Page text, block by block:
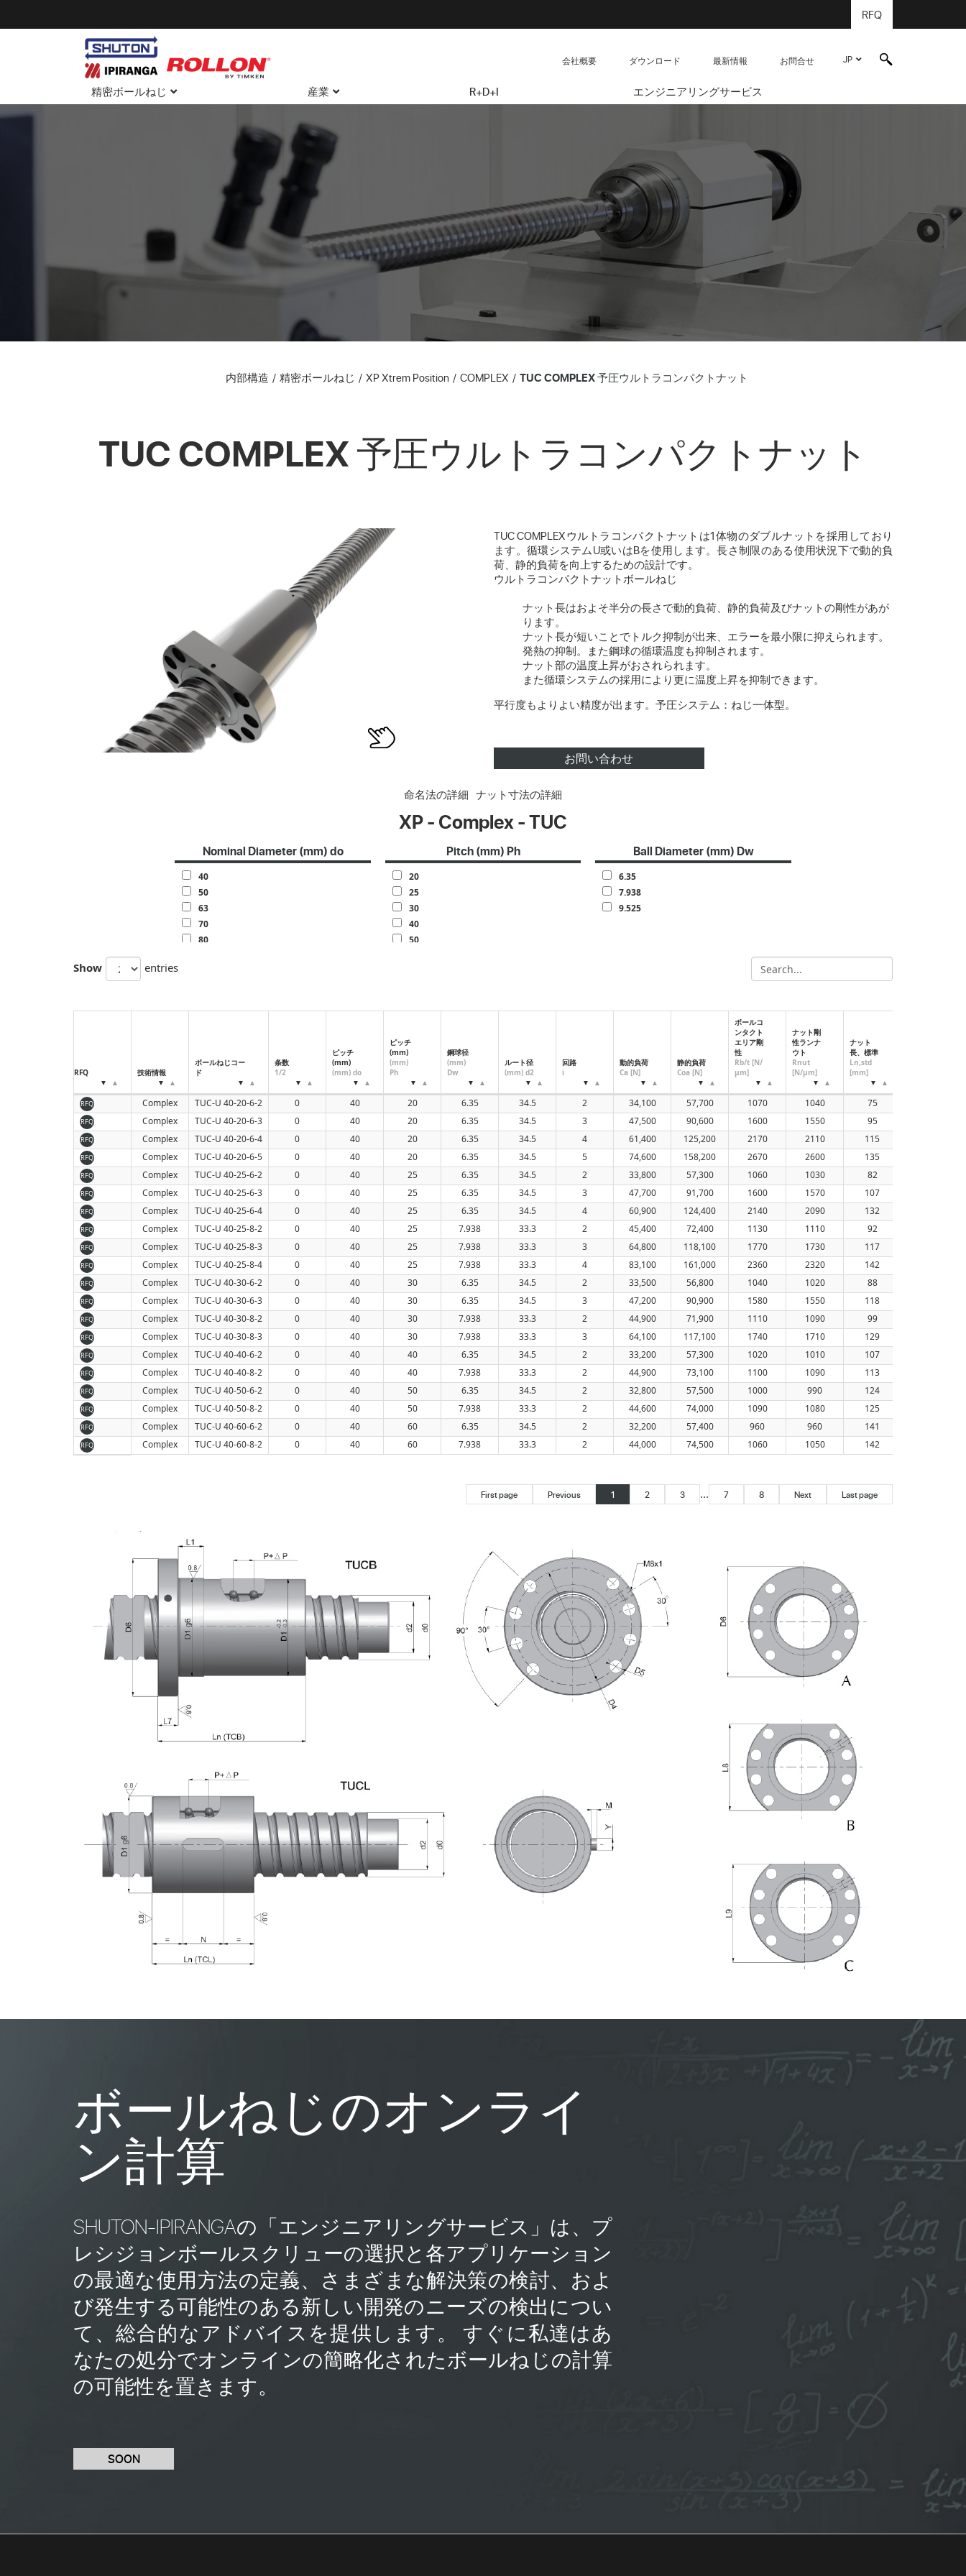
RFQ
JP
会社概要 ダウンロード 最新情報 お問合せ
精密ボールねじ 産業 R+D+I エンジニアリングサービス
内部構造 精密ボールねじ XP Xtrem Position COMPLEX TUC COMPLEX 予圧ウルトラコンパクトナット
TUC COMPLEX 予圧ウルトラコンパクトナット
TUC COMPLEXウルトラコンパクトナットは1体物のダブルナットを採用しており
ます。循環システムU或いはBを使用します。長さ制限のある使用状況下で動的負
荷、静的負荷を向上するための設計です。
ウルトラコンパクトナットボールねじ
ナット長はおよそ半分の長さで動的負荷、静的負荷及びナットの剛性があが
ります。
ナット長が短いことでトルク抑制が出来、エラーを最小限に抑えられます。
発熱の抑制。また鋼球の循環温度も抑制されます。
ナット部の温度上昇がおされられます。
また循環システムの採用により更に温度上昇を抑制できます。
平行度もよりよい精度が出ます。予圧システム：ねじ一体型。
お問い合わせ
命名法の詳細 ナット寸法の詳細
XP - Complex - TUC
Nominal Diameter (mm) do
40
50
63
70
80
Pitch (mm) Ph
20
25
30
40
50
Ball Diameter (mm) Dw
6.35
7.938
9.525
Show entries
RFQ 技術情報
ボールねじコー
ド
条数
1/2
ピッチ
(mm)
(mm) do
ピッチ
(mm)
(mm)
Ph
鋼球径
(mm)
Dw
ルート径
(mm) d2
回路
i
動的負荷
Ca [N]
静的負荷
Coa [N]
ボールコ
ンタクト
エリア剛
性
Rb/t [N/
μm]
ナット剛
性ランナ
ウト
Rnut
[N/μm]
ナット
長、標準
Ln,std
[mm]
RFQ Complex TUC-U 40-20-6-2 0 40 20 6.35 34.5 2 34,100 57,700 1070 1040 75
RFQ Complex TUC-U 40-20-6-3 0 40 20 6.35 34.5 3 47,500 90,600 1600 1550 95
RFQ Complex TUC-U 40-20-6-4 0 40 20 6.35 34.5 4 61,400 125,200 2170 2110 115
RFQ Complex TUC-U 40-20-6-5 0 40 20 6.35 34.5 5 74,600 158,200 2670 2600 135
RFQ Complex TUC-U 40-25-6-2 0 40 25 6.35 34.5 2 33,800 57,300 1060 1030 82
RFQ Complex TUC-U 40-25-6-3 0 40 25 6.35 34.5 3 47,700 91,700 1600 1570 107
RFQ Complex TUC-U 40-25-6-4 0 40 25 6.35 34.5 4 60,900 124,400 2140 2090 132
RFQ Complex TUC-U 40-25-8-2 0 40 25 7.938 33.3 2 45,400 72,400 1130 1110 92
RFQ Complex TUC-U 40-25-8-3 0 40 25 7.938 33.3 3 64,800 118,100 1770 1730 117
RFQ Complex TUC-U 40-25-8-4 0 40 25 7.938 33.3 4 83,100 161,000 2360 2320 142
RFQ Complex TUC-U 40-30-6-2 0 40 30 6.35 34.5 2 33,500 56,800 1040 1020 88
RFQ Complex TUC-U 40-30-6-3 0 40 30 6.35 34.5 3 47,200 90,900 1580 1550 118
RFQ Complex TUC-U 40-30-8-2 0 40 30 7.938 33.3 2 44,900 71,900 1110 1090 99
RFQ Complex TUC-U 40-30-8-3 0 40 30 7.938 33.3 3 64,100 117,100 1740 1710 129
RFQ Complex TUC-U 40-40-6-2 0 40 40 6.35 34.5 2 33,200 57,300 1020 1010 107
RFQ Complex TUC-U 40-40-8-2 0 40 40 7.938 33.3 2 44,900 73,100 1100 1090 113
RFQ Complex TUC-U 40-50-6-2 0 40 50 6.35 34.5 2 32,800 57,500 1000 990 124
RFQ Complex TUC-U 40-50-8-2 0 40 50 7.938 33.3 2 44,600 74,000 1090 1080 125
RFQ Complex TUC-U 40-60-6-2 0 40 60 6.35 34.5 2 32,200 57,400 960 960 141
RFQ Complex TUC-U 40-60-8-2 0 40 60 7.938 33.3 2 44,000 74,500 1060 1050 142
First page Previous 1 2 3 ... 7 8 Next Last page
ボールねじのオンライ
ン計算
SHUTON-IPIRANGAの「エンジニアリングサービス」は、プ
レシジョンボールスクリューの選択と各アプリケーション
の最適な使用方法の定義、さまざまな解決策の検討、およ
び発生する可能性のある新しい開発のニーズの検出につい
て、総合的なアドバイスを提供します。 すぐに私達はあ
なたの処分でオンラインの簡略化されたボールねじの計算
の可能性を置きます。
SOON